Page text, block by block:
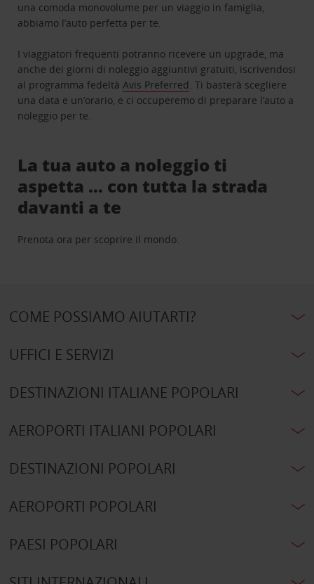
una comoda monovolume per un viaggio in famiglia,
abbiamo l’auto perfetta per te.
I viaggiatori frequenti potranno ricevere un upgrade, ma
anche dei giorni di noleggio aggiuntivi gratuiti, iscrivendosi
al programma fedeltàAvis Preferred. Ti basterà scegliere
una data e un’orario, e ci occuperemo di preparare l’auto a
noleggio per te.
La tua auto a noleggio ti
aspetta … con tutta la strada
davanti a te
Prenota ora per scoprire il mondo.
COME POSSIAMO AIUTARTI?
UFFICI E SERVIZI
DESTINAZIONI ITALIANE POPOLARI
AEROPORTI ITALIANI POPOLARI
DESTINAZIONI POPOLARI
AEROPORTI POPOLARI
PAESI POPOLARI